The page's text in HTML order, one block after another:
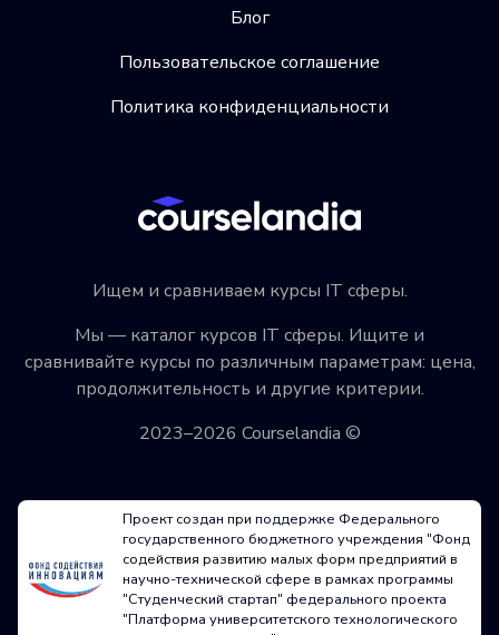
Ищем и сравниваем курсы IT сферы.
Мы — каталог курсов IT сферы. Ищите и
сравнивайте курсы по различным параметрам: цена,
продолжительность и другие критерии.
2023–2026 Courselandia ©
Блог
Пользовательское соглашение
Политика конфиденциальности
Проект создан при поддержке Федерального
государственного бюджетного учреждения "Фонд
содействия развитию малых форм предприятий в
научно-технической сфере в рамках программы
"Студенческий стартап" федерального проекта
"Платформа университетского технологического